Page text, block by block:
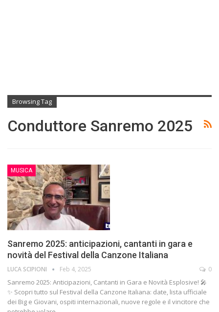
Browsing Tag
Conduttore Sanremo 2025
MUSICA
Sanremo 2025: anticipazioni, cantanti in gara e
novità del Festival della Canzone Italiana
LUCA SCIPIONI Feb 4, 2025 0
Sanremo 2025: Anticipazioni, Cantanti in Gara e Novità Esplosive! 🎤
✨ Scopri tutto sul Festival della Canzone Italiana: date, lista ufficiale
dei Big e Giovani, ospiti internazionali, nuove regole e il vincitore che